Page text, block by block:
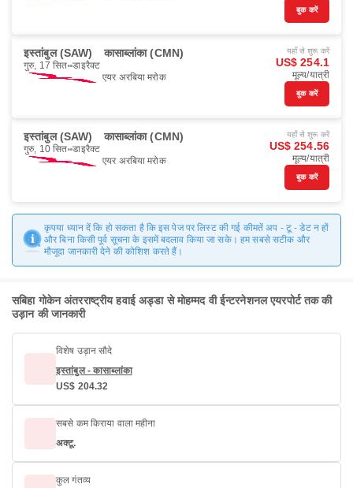
बुक करें
इस्तांबुल (SAW) कासाब्लांका (CMN)
गुरु, 17 सित॰ डाइरैक्ट
एयर अरबिया मरोक
यहाँ से शुरू करें
US$ 254.1
मूल्य/यात्री
बुक करें
इस्तांबुल (SAW) कासाब्लांका (CMN)
गुरु, 10 सित॰ डाइरैक्ट
एयर अरबिया मरोक
यहाँ से शुरू करें
US$ 254.56
मूल्य/यात्री
बुक करें
कृपया ध्यान दें कि हो सकता है कि इस पेज पर लिस्ट की गई कीमतें अप - टू - डेट न हों
और बिना किसी पूर्व सूचना के इसमें बदलाव किया जा सके। हम सबसे सटीक और
मौजूदा जानकारी देने की कोशिश करते हैं।
सबिहा गोकेन अंतरराष्ट्रीय हवाई अड्डा से मोहम्मद वी ईन्टरनेशनल एयरपोर्ट तक की
उड़ान की जानकारी
विशेष उड़ान सौदे
इस्तांबुल - कासाब्लांका
US$ 204.32
सबसे कम किराया वाला महीना
अक्टू.
कुल गंतव्य